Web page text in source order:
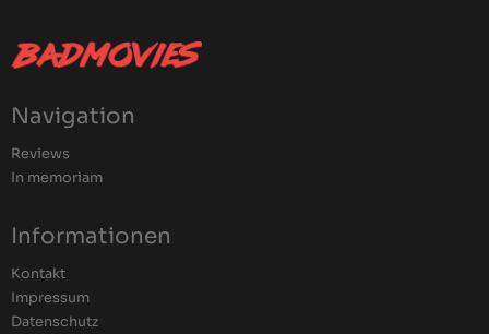
Navigation
Reviews
In memoriam
Informationen
Kontakt
Impressum
Datenschutz